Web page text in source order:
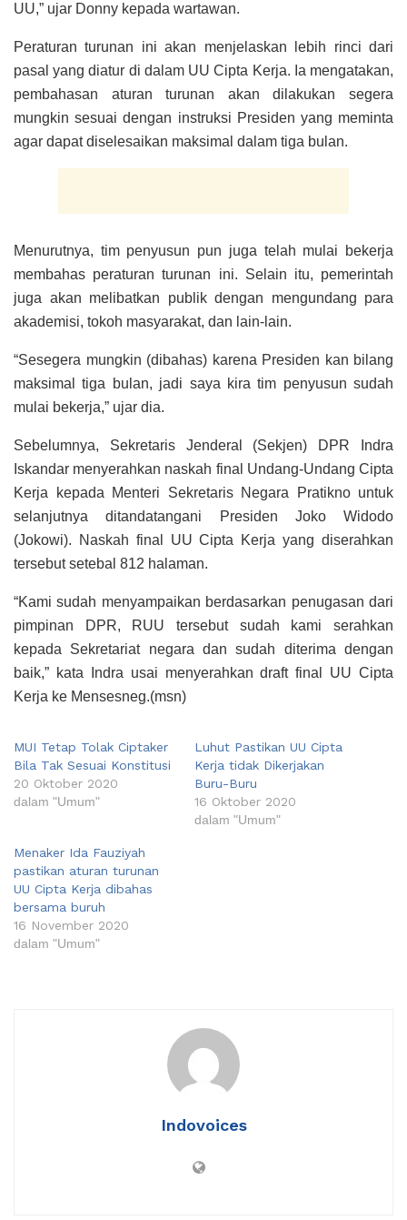
UU,” ujar Donny kepada wartawan.
Peraturan turunan ini akan menjelaskan lebih rinci dari
pasal yang diatur di dalam UU Cipta Kerja. Ia mengatakan,
pembahasan aturan turunan akan dilakukan segera
mungkin sesuai dengan instruksi Presiden yang meminta
agar dapat diselesaikan maksimal dalam tiga bulan.
Menurutnya, tim penyusun pun juga telah mulai bekerja
membahas peraturan turunan ini. Selain itu, pemerintah
juga akan melibatkan publik dengan mengundang para
akademisi, tokoh masyarakat, dan lain-lain.
“Sesegera mungkin (dibahas) karena Presiden kan bilang
maksimal tiga bulan, jadi saya kira tim penyusun sudah
mulai bekerja,” ujar dia.
Sebelumnya, Sekretaris Jenderal (Sekjen) DPR Indra
Iskandar menyerahkan naskah final Undang-Undang Cipta
Kerja kepada Menteri Sekretaris Negara Pratikno untuk
selanjutnya ditandatangani Presiden Joko Widodo
(Jokowi). Naskah final UU Cipta Kerja yang diserahkan
tersebut setebal 812 halaman.
“Kami sudah menyampaikan berdasarkan penugasan dari
pimpinan DPR, RUU tersebut sudah kami serahkan
kepada Sekretariat negara dan sudah diterima dengan
baik,” kata Indra usai menyerahkan draft final UU Cipta
Kerja ke Mensesneg.(msn)
MUI Tetap Tolak Ciptaker
Bila Tak Sesuai Konstitusi
20 Oktober 2020
dalam "Umum"
Luhut Pastikan UU Cipta
Kerja tidak Dikerjakan
Buru-Buru
16 Oktober 2020
dalam "Umum"
Menaker Ida Fauziyah
pastikan aturan turunan
UU Cipta Kerja dibahas
bersama buruh
16 November 2020
dalam "Umum"
Indovoices